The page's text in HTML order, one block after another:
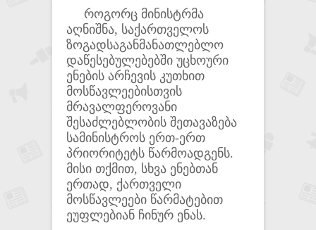
როგორც მინისტრმა
აღნიშნა, საქართველოს
ზოგადსაგანმანათლებლო
დაწესებულებებში უცხოური
ენების არჩევის კუთხით
მოსწავლეებისთვის
მრავალფეროვანი
შესაძლებლობის შეთავაზება
სამინისტროს ერთ-ერთ
პრიორიტეტს წარმოადგენს.
მისი თქმით, სხვა ენებთან
ერთად, ქართველი
მოსწავლეები წარმატებით
ეუფლებიან ჩინურ ენას.